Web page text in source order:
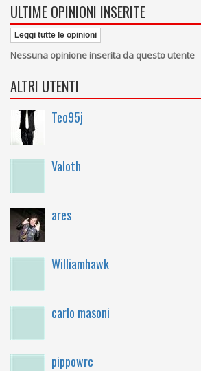
ULTIME OPINIONI INSERITE
Leggi tutte le opinioni
Nessuna opinione inserita da questo utente
ALTRI UTENTI
Teo95j
Valoth
ares
Williamhawk
carlo masoni
pippowrc